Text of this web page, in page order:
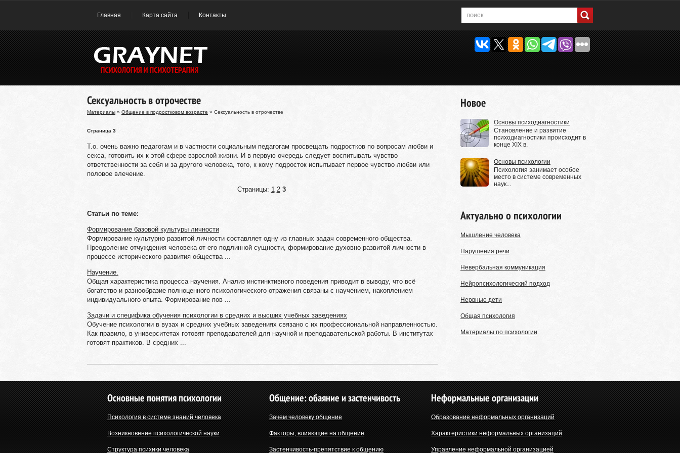
Главная Карта сайта Контакты
Новое
Основы психодиагностики
Становление и развитие
психодиагностики происходит в
конце XIX в.
Основы психологии
Психология занимает особое
место в системе современных
наук...
Актуально о психологии
Мышление человека
Нарушения речи
Невербальная коммуникация
Нейропсихологический подход
Нервные дети
Общая психология
Материалы по психологии
Сексуальность в отрочестве
Материалы » Общение в подростковом возрасте » Сексуальность в отрочестве
Страница 3
Т.о. очень важно педагогам и в частности социальным педагогам просвещать подростков по вопросам любви и
секса, готовить их к этой сфере взрослой жизни. И в первую очередь следует воспитывать чувство
ответственности за себя и за другого человека, того, к кому подросток испытывает первое чувство любви или
половое влечение.
Страницы: 1 2 3
Статьи по теме:
Формирование базовой культуры личности
Формирование культурно развитой личности составляет одну из главных задач современного общества.
Преодоление отчуждения человека от его подлинной сущности, формирование духовно развитой личности в
процессе исторического развития общества ...
Научение.
Общая характеристика процесса научения. Анализ инстинктивного поведения приводит в выводу, что всё
богатство и разнообразие полноценного психологического отражения связаны с научением, накоплением
индивидуального опыта. Формирование пов ...
Задачи и специфика обучения психологии в средних и высших учебных заведениях
Обучение психологии в вузах и средних учебных заведениях связано с их профессиональной направленностью.
Как правило, в университетах готовят преподавателей для научной и преподавательской работы. В институтах
готовят практиков. В средних ...
Основные понятия психологии
Психология в системе знаний человека
Возникновение психологической науки
Структура психики человека
Общение: обаяние и застенчивость
Зачем человеку общение
Факторы, влияющие на общение
Застенчивость-препятствие к общению
Неформальные организации
Образование неформальных организаций
Характеристики неформальных организаций
Управление неформальной организацией